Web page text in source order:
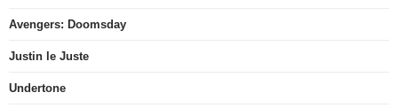
Avengers: Doomsday
Justin le Juste
Undertone